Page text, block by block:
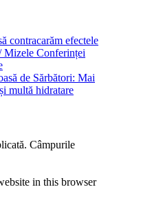
contracarăm efectele
Mizele Conferinței
de Sărbători: Mai
multă hidratare
Câmpurile
in this browser